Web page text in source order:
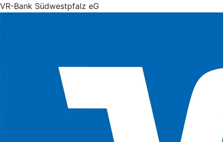
VR-Bank Südwestpfalz eG